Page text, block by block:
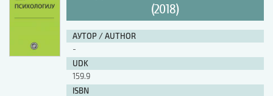
ISSN
COBISS.SR-ID
(2018)
АУТОР / AUTHOR
-
UDK
159.9
ISBN